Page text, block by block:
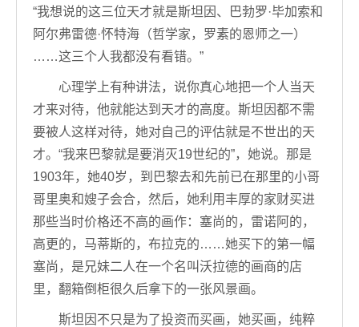
“我想说的这三位天才就是斯坦因、巴勃罗·毕加索和
阿尔弗雷德·怀特海（哲学家，罗素的恩师之一）
……这三个人我都没有看错。”
心理学上有种讲法，说你真心地把一个人当天
才来对待，他就能达到天才的高度。斯坦因都不需
要被人这样对待，她对自己的评估就是不世出的天
才。“我来巴黎就是要消灭19世纪的”，她说。那是
1903年，她40岁，到巴黎去和先前已在那里的小哥
哥里奥和嫂子会合，然后，她利用丰厚的家财买进
那些当时价格还不高的画作：塞尚的，雷诺阿的，
高更的，马蒂斯的，布拉克的……她买下的第一幅
塞尚，是兄妹二人在一个名叫沃拉德的画商的店
里，翻箱倒柜很久后拿下的一张风景画。
斯坦因不只是为了投资而买画，她买画，纯粹